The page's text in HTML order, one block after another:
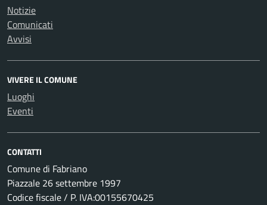
Notizie
Comunicati
Avvisi
VIVERE IL COMUNE
Luoghi
Eventi
CONTATTI
Comune di Fabriano
Piazzale 26 settembre 1997
Codice fiscale / P. IVA:00155670425